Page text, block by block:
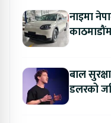
नाइमा
बाल